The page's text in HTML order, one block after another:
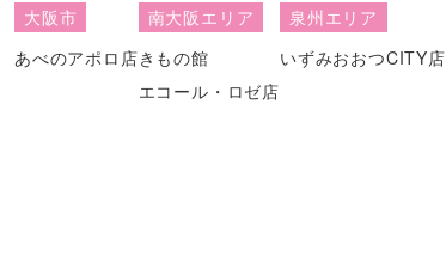
大阪市
あべのアポロ店
南大阪エリア
きもの館
エコール・ロゼ店
泉州エリア
いずみおおつCITY店